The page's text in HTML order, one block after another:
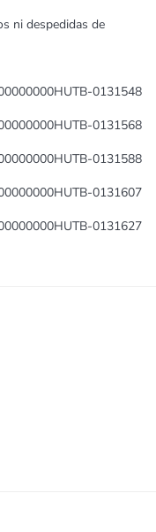
ni despedidas de
0131548
0131568
0131588
0131607
0131627